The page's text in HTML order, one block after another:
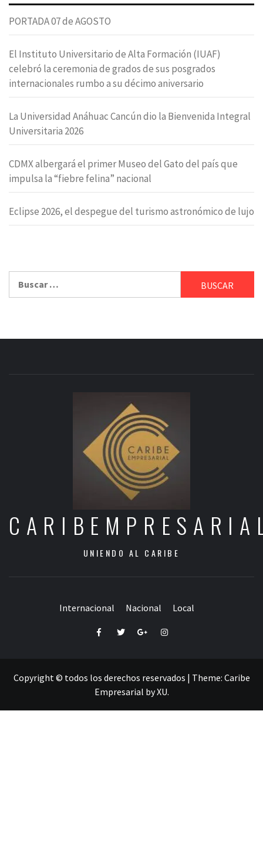
PORTADA 07 de AGOSTO
El Instituto Universitario de Alta Formación (IUAF)
celebró la ceremonia de grados de sus posgrados
internacionales rumbo a su décimo aniversario
La Universidad Anáhuac Cancún dio la Bienvenida Integral
Universitaria 2026
CDMX albergará el primer Museo del Gato del país que
impulsa la “fiebre felina” nacional
Eclipse 2026, el despegue del turismo astronómico de lujo
UNIENDO AL CARIBE
Internacional Nacional Local
FacebookTwitterGoogle+Instagram
Copyright © todos los derechos reservados | Theme: Caribe
Empresarial byXU.